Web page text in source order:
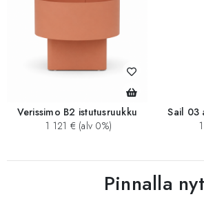
Verissimo B2 istutusruukku
1 121 € (alv 0%)
Sail 03
Pinnalla nyt